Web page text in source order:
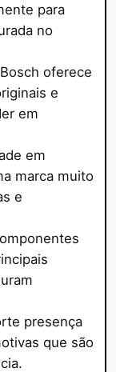
para
no
oferece
e
em
em
marca muito
e
presença
que são